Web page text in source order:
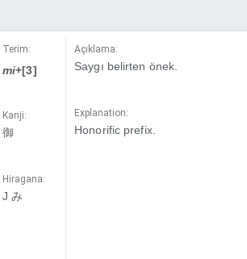
Terim:
mi+[3]
Kanji:
御
Hiragana:
J み
Açıklama:
Saygı belirten önek.
Explanation:
Honorific prefix.